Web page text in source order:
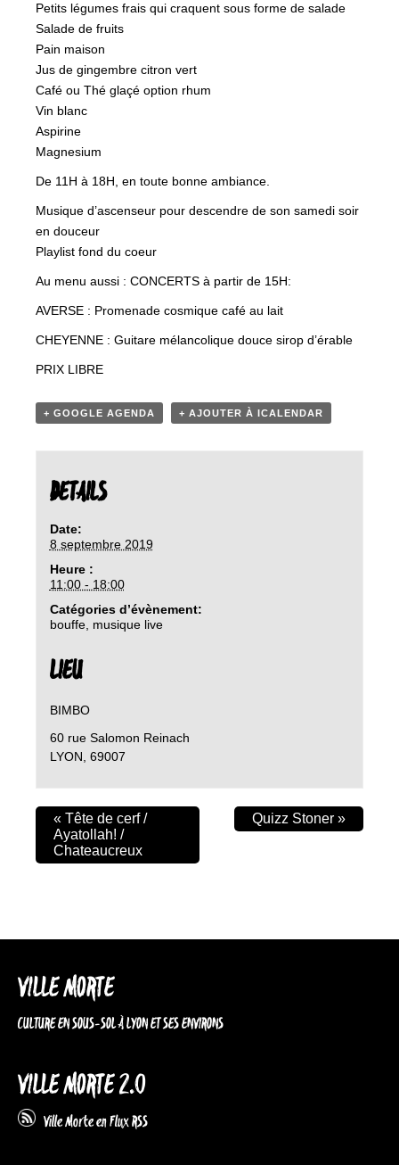
Petits légumes frais qui craquent sous forme de salade
Salade de fruits
Pain maison
Jus de gingembre citron vert
Café ou Thé glaçé option rhum
Vin blanc
Aspirine
Magnesium
De 11H à 18H, en toute bonne ambiance.
Musique d’ascenseur pour descendre de son samedi soir
en douceur
Playlist fond du coeur
Au menu aussi : CONCERTS à partir de 15H:
AVERSE : Promenade cosmique café au lait
CHEYENNE : Guitare mélancolique douce sirop d’érable
PRIX LIBRE
+ GOOGLE AGENDA + AJOUTER À ICALENDAR
DETAILS
Date:
8 septembre 2019
Heure :
11:00 - 18:00
Catégories d’évènement:
bouffe, musique live
LIEU
BIMBO
60 rue Salomon Reinach
LYON 69007
« Tête de cerf /
Ayatollah! /
Chateaucreux
Quizz Stoner »
VILLE MORTE
CULTURE EN SOUS-SOL À LYON ET SES ENVIRONS
VILLE MORTE 2.0
Ville Morte en Flux RSS